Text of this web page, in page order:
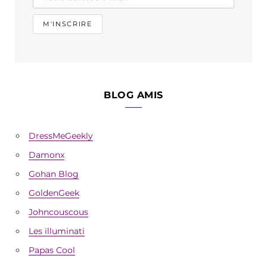
BLOG AMIS
DressMeGeekly
Damonx
Gohan Blog
GoldenGeek
Johncouscous
Les illuminati
Papas Cool